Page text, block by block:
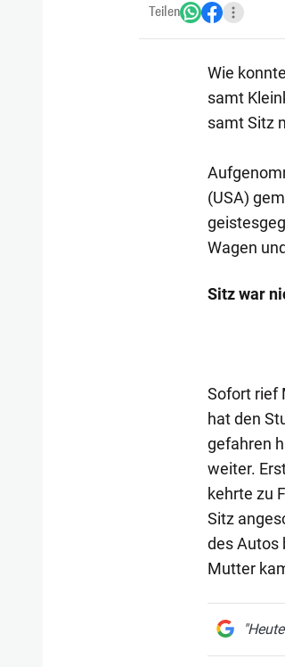
Teilen
Wie
samt
samt Sitz
(USA)
Wagen
Sitz war
Sofort rief
hat den
gefahren
weiter.
kehrte zu
Sitz
des Autos
Mutter